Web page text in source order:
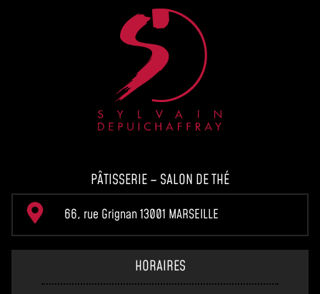
PÂTISSERIE – SALON DE THÉ
66, rue Grignan 13001 MARSEILLE
HORAIRES